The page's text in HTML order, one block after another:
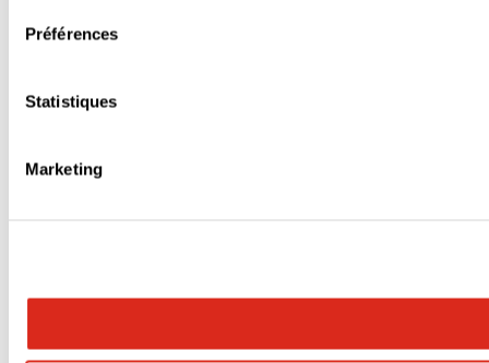
Préférences
Statistiques
Marketing